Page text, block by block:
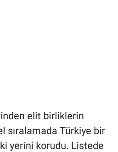
elit birliklerin
sıralamada Türkiye bir
yerini korudu. Listede